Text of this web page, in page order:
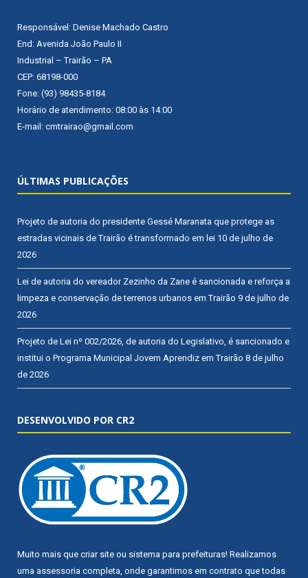
Responsável: Denise Machado Castro
End: Avenida João Paulo II
Industrial – Trairão – PA
CEP: 68198-000
Fone: (93) 98435-8184
Horário de atendimento: 08:00 às 14:00
E-mail: cmtrairao@gmail.com
ÚLTIMAS PUBLICAÇÕES
Projeto de autoria do presidente Gessé Maranata que protege as
estradas vicinais de Trairão é transformado em lei 10 de julho de
2026
Lei de autoria do vereador Zezinho da Zane é sancionada e reforça a
limpeza e conservação de terrenos urbanos em Trairão 9 de julho de
2026
Projeto de Lei nº 002/2026, de autoria do Legislativo, é sancionado e
institui o Programa Municipal Jovem Aprendiz em Trairão 8 de julho
de 2026
DESENVOLVIDO POR CR2
Muito mais que criar site ou sistema para prefeituras! Realizamos
uma assessoria completa, onde garantimos em contrato que todas